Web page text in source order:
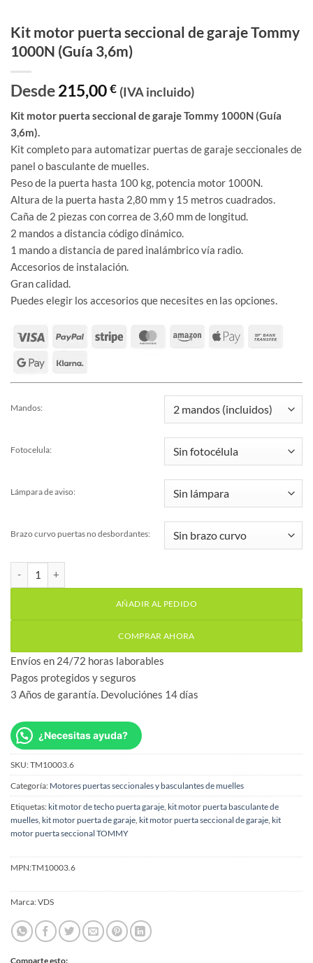
Kit motor puerta seccional de garaje Tommy
1000N (Guía 3,6m)
Desde215,00€ (IVA incluido)
Kit motor puerta seccional de garaje Tommy 1000N (Guía
3,6m).
Kit completo para automatizar puertas de garaje seccionales de
panel o basculante de muelles.
Peso de la puerta hasta 100 kg, potencia motor 1000N.
Altura de la puerta hasta 2,80 mm y 15 metros cuadrados.
Caña de 2 piezas con correa de 3,60 mm de longitud.
2 mandos a distancia código dinámico.
1 mando a distancia de pared inalámbrico vía radio.
Accesorios de instalación.
Gran calidad.
Puedes elegir los accesorios que necesites en las opciones.
Mandos:
Fotocelula:
Lámpara de aviso:
Brazo curvo puertas no desbordantes:
Kit motor puerta seccional de garaje Tommy 1000N (Guía 3,6m)
AÑADIR AL PEDIDO
COMPRAR AHORA
Envíos en 24/72 horas laborables
Pagos protegidos y seguros
3 Años de garantía. Devoluciónes 14 días
¿Necesitas ayuda?
SKU:TM10003.6
Categoría: Motores puertas seccionales y basculantes de muelles
Etiquetas: kit motor de techo puerta garaje, kit motor puerta basculante de
muelles, kit motor puerta de garaje, kit motor puerta seccional de garaje, kit
motor puerta seccional TOMMY
MPN:TM10003.6
Marca:VDS
Comparte esto: